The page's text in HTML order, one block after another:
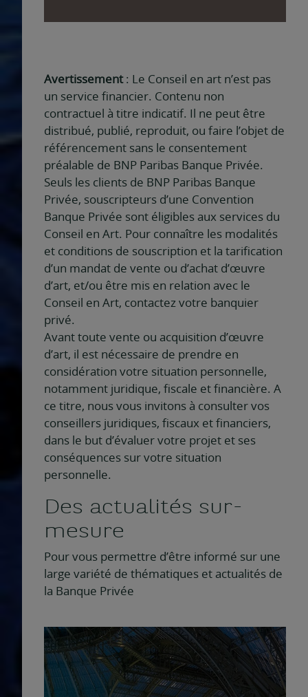
Avertissement: Le Conseil en art n’est pas
un service financier. Contenu non
contractuel à titre indicatif. Il ne peut être
distribué, publié, reproduit, ou faire l’objet de
référencement sans le consentement
préalable de BNP Paribas Banque Privée.
Seuls les clients de BNP Paribas Banque
Privée, souscripteurs d’une Convention
Banque Privée sont éligibles aux services du
Conseil en Art. Pour connaître les modalités
et conditions de souscription et la tarification
d’un mandat de vente ou d’achat d’œuvre
d’art, et/ou être mis en relation avec le
Conseil en Art, contactez votre banquier
privé.
Avant toute vente ou acquisition d’œuvre
d’art, il est nécessaire de prendre en
considération votre situation personnelle,
notamment juridique, fiscale et financière. A
ce titre, nous vous invitons à consulter vos
conseillers juridiques, fiscaux et financiers,
dans le but d’évaluer votre projet et ses
conséquences sur votre situation
personnelle.
Des actualités sur-
mesure
Pour vous permettre d’être informé sur une
large variété de thématiques et actualités de
la Banque Privée